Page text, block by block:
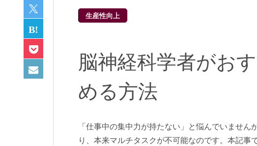
生産性向上
脳神経科学者がお
める方法
「仕事中の集中力が持たない」と悩んでいませ
り、本来マルチタスクが不可能なのです。本記